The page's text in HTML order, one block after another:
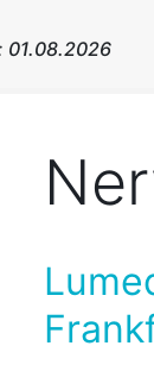
01.08.2026